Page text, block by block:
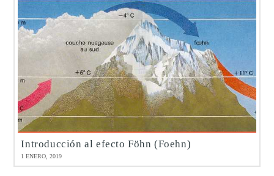
Introducción al efecto Föhn (Foehn)
1 ENERO, 2019